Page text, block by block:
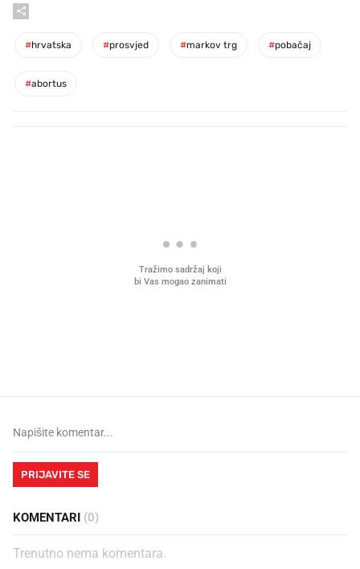
#hrvatska #prosvjed #markov trg #pobačaj
#abortus
PRIJAVITE SE
KOMENTARI (0)
Trenutno nema komentara.